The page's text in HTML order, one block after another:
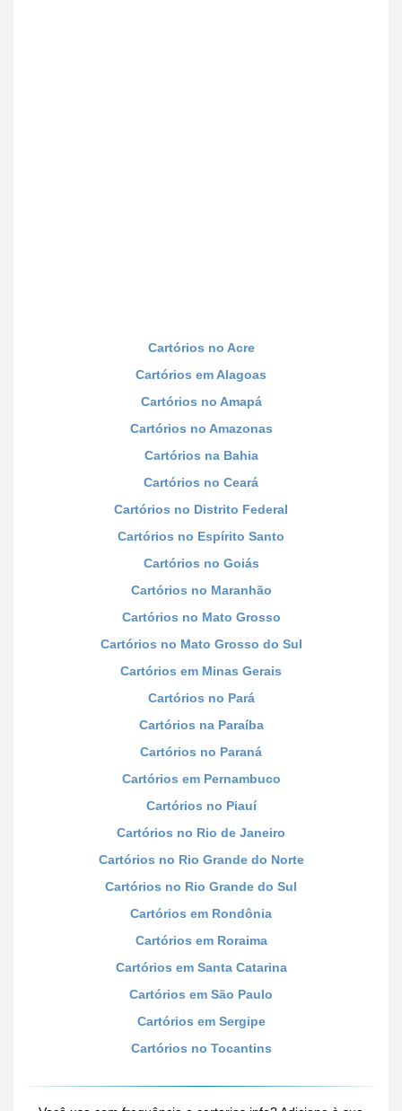
Cartórios no Acre
Cartórios em Alagoas
Cartórios no Amapá
Cartórios no Amazonas
Cartórios na Bahia
Cartórios no Ceará
Cartórios no Distrito Federal
Cartórios no Espírito Santo
Cartórios no Goiás
Cartórios no Maranhão
Cartórios no Mato Grosso
Cartórios no Mato Grosso do Sul
Cartórios em Minas Gerais
Cartórios no Pará
Cartórios na Paraíba
Cartórios no Paraná
Cartórios em Pernambuco
Cartórios no Piauí
Cartórios no Rio de Janeiro
Cartórios no Rio Grande do Norte
Cartórios no Rio Grande do Sul
Cartórios em Rondônia
Cartórios em Roraima
Cartórios em Santa Catarina
Cartórios em São Paulo
Cartórios em Sergipe
Cartórios no Tocantins